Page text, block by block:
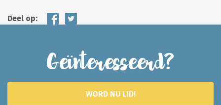
Deel op:
Geïnteresseerd?
WORD NU LID!